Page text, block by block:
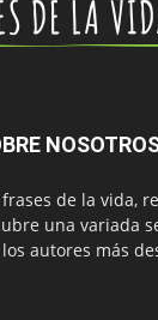
de la vida,
una variada
autores más